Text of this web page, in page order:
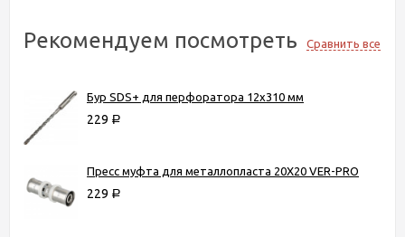
Рекомендуем посмотреть Сравнить все
Бур SDS+ для перфоратора 12х310 мм
229 Р
Пресс муфта для металлопласта 20Х20 VER-PRO
229 Р